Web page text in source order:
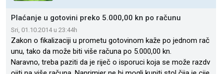
Plaćanje u gotovini preko 5.000,00 kn po računu
Sri, 01.10.2014 u 23:44h
Zakon o fikalizaciji u prometu gotovinom kaže po jednom rač
unu, tako da može biti više računa po 5.000,00 kn.
Naravno, treba paziti da je riječ o isporuci koja se može razdv